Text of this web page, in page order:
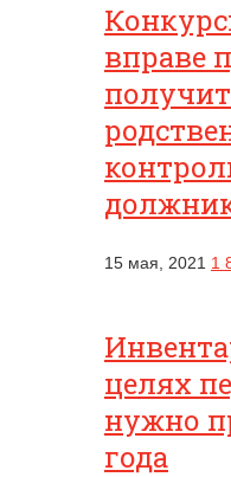
вправе
15 мая, 2021 1
целях
нужно
года